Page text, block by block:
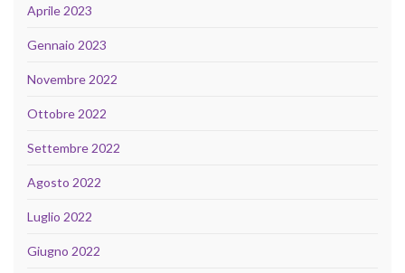
Aprile 2023
Gennaio 2023
Novembre 2022
Ottobre 2022
Settembre 2022
Agosto 2022
Luglio 2022
Giugno 2022